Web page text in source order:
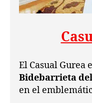
El Casual Gurea
Bidebarrieta
en el